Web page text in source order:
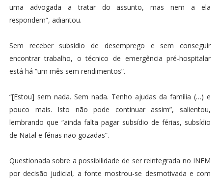
uma advogada a tratar do assunto, mas nem a ela
respondem”, adiantou.
Sem receber subsídio de desemprego e sem conseguir
encontrar trabalho, o técnico de emergência pré-hospitalar
está há “um mês sem rendimentos”.
“[Estou] sem nada. Sem nada. Tenho ajudas da família (…) e
pouco mais. Isto não pode continuar assim”, salientou,
lembrando que “ainda falta pagar subsídio de férias, subsídio
de Natal e férias não gozadas”.
Questionada sobre a possibilidade de ser reintegrada no INEM
por decisão judicial, a fonte mostrou-se desmotivada e com